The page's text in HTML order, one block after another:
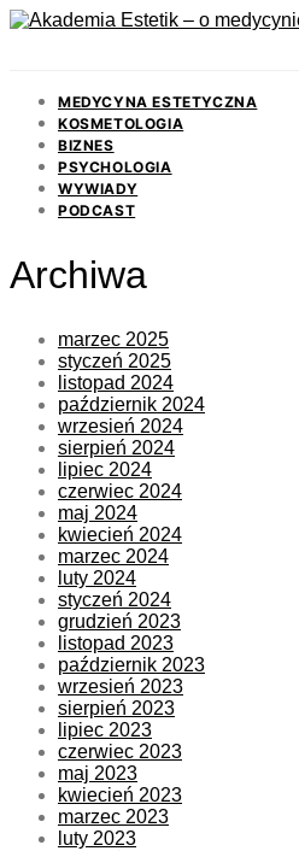
MEDYCYNA ESTETYCZNA
KOSMETOLOGIA
BIZNES
PSYCHOLOGIA
WYWIADY
PODCAST
Archiwa
marzec 2025
styczeń 2025
listopad 2024
październik 2024
wrzesień 2024
sierpień 2024
lipiec 2024
czerwiec 2024
maj 2024
kwiecień 2024
marzec 2024
luty 2024
styczeń 2024
grudzień 2023
listopad 2023
październik 2023
wrzesień 2023
sierpień 2023
lipiec 2023
czerwiec 2023
maj 2023
kwiecień 2023
marzec 2023
luty 2023